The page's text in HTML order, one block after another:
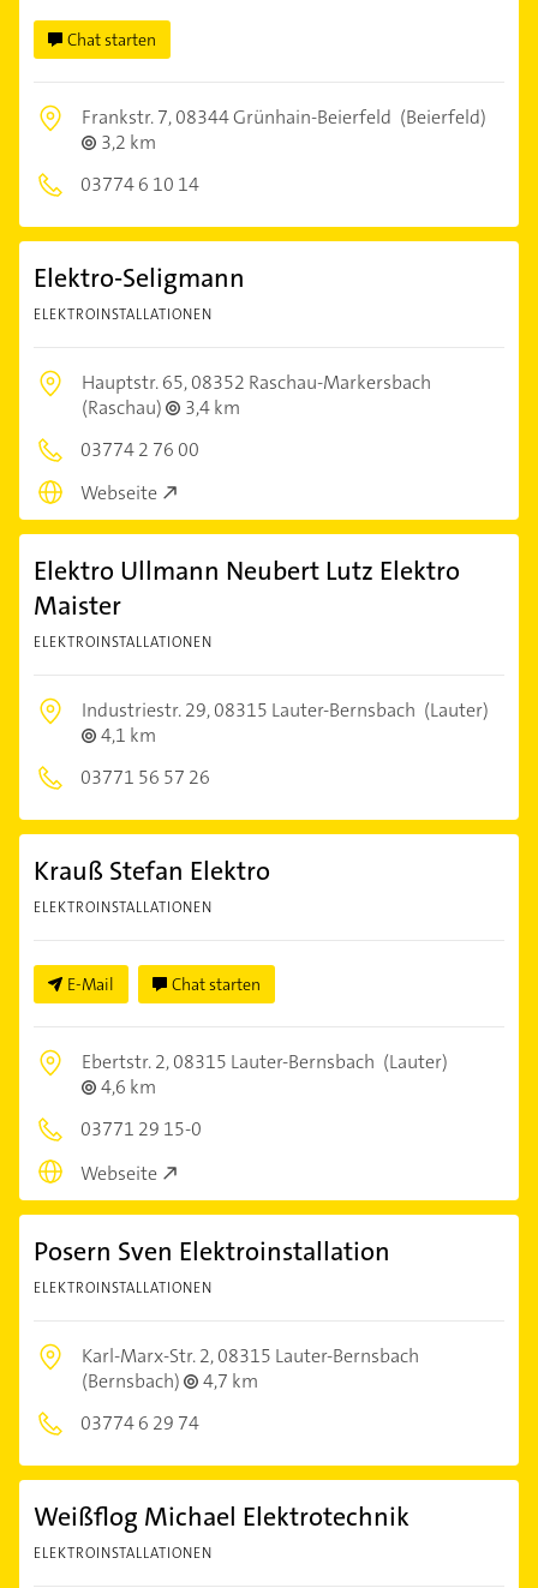
Chat starten
Frankstr. 7,08344 Grünhain-Beierfeld (Beierfeld)
3,2 km
03774 6 10 14
Elektro-Seligmann
ELEKTROINSTALLATIONEN
Hauptstr. 65,08352 Raschau-Markersbach
(Raschau)
3,4 km
03774 2 76 00
Webseite
Elektro Ullmann Neubert Lutz Elektro
Maister
ELEKTROINSTALLATIONEN
Industriestr. 29,08315 Lauter-Bernsbach (Lauter)
4,1 km
03771 56 57 26
Krauß Stefan Elektro
ELEKTROINSTALLATIONEN
E-Mail Chat starten
Ebertstr. 2,08315 Lauter-Bernsbach (Lauter)
4,6 km
03771 29 15-0
Webseite
Posern Sven Elektroinstallation
ELEKTROINSTALLATIONEN
Karl-Marx-Str. 2,08315 Lauter-Bernsbach
(Bernsbach)
4,7 km
03774 6 29 74
Weißflog Michael Elektrotechnik
ELEKTROINSTALLATIONEN